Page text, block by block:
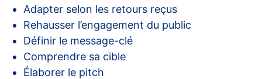
Adapter selon les retours reçus
Rehausser l’engagement du public
Définir le message-clé
Comprendre sa cible
Élaborer le pitch